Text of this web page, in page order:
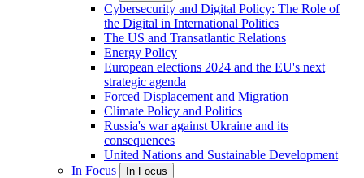
Cybersecurity and Digital Policy: The Role of
the Digital in International Politics
The US and Transatlantic Relations
Energy Policy
European elections 2024 and the EU's next
strategic agenda
Forced Displacement and Migration
Climate Policy and Politics
Russia's war against Ukraine and its
consequences
United Nations and Sustainable Development
In Focus
In Focus